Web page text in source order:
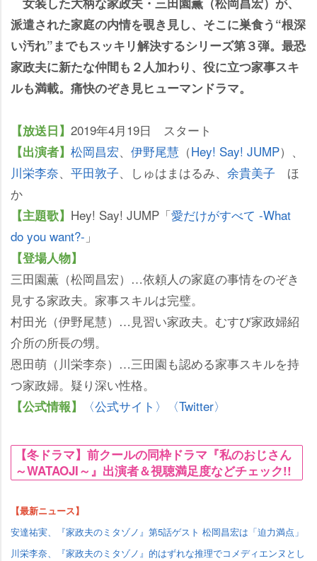
派遣された家庭の内情を覗き見し、そこに巣食う“根深
い汚れ”までもスッキリ解決するシリーズ第３弾。最恐
家政夫に新たな仲間も２人加わり、役に立つ家事スキ
ルも満載。痛快のぞき見ヒューマンドラマ。
【放送日】 2019年4月19日 スタート
【出演者】 松岡昌宏、 伊野尾慧 （Hey! Say! JUMP）、
川栄李奈、 平田敦子、しゅはまはるみ、 余貴美子 ほ
か
【主題歌】 Hey! Say! JUMP「愛だけがすべて -What
do you want?- 」
【登場人物】
三田園薫（松岡昌宏）…依頼人の家庭の事情をのぞき
見する家政夫。家事スキルは完璧。
村田光（伊野尾慧）…見習い家政夫。むすび家政婦紹
介所の所長の甥。
恩田萌（川栄李奈）…三田園も認める家事スキルを持
つ家政婦。疑り深い性格。
【公式情報】 〈公式サイト〉 〈Twitter〉
【冬ドラマ】前クールの同枠ドラマ『私のおじさん
～WATAOJI～』出演者＆視聴満足度などチェック!!
【最新ニュース】
安達祐実、『家政夫のミタゾノ』第5話ゲスト 松岡昌宏は「迫力満点」
川栄李奈、『家政夫のミタゾノ』的はずれな推理でコメディエンヌとし